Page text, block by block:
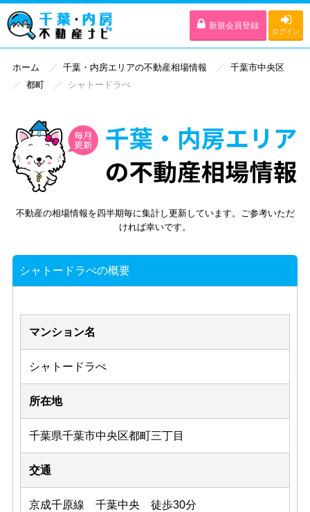
新規会員登録
ログイン
ホーム 千葉・内房エリアの不動産相場情報
千葉市中央区
都町
シャトードラぺ
不動産の相場情報を四半期毎に集計し更新しています。ご参考いただ
ければ幸いです。
シャトードラぺの概要
マンション名
シャトードラぺ
所在地
千葉県千葉市中央区都町三丁目
交通
京成千原線 千葉中央 徒歩30分